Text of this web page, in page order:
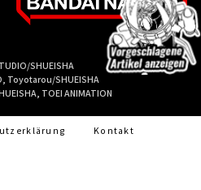
SHUEISHA
Toyotarou/SHUEISHA
TOEI ANIMATION
Kontakt